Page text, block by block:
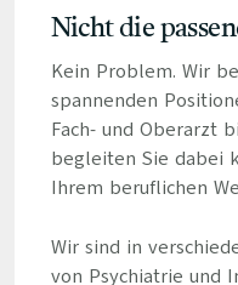
Nicht die
Kein Problem. Wir
spannenden
Fach- und Oberarzt
begleiten Sie dabei
Ihrem beruflichen
Wir sind in
von Psychiatrie und